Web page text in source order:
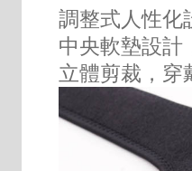
調整式人性化
中央軟墊設計
立體剪裁，穿